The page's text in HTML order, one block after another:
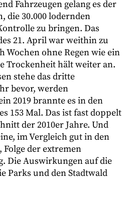
Fahrzeugen gelang es der
die 30.000 lodernden
zu bringen. Das
21. April war weithin zu
Wochen ohne Regen wie ein
Trockenheit hält weiter an.
stehe das dritte
bevor, werden
2019 brannte es in den
153 Mal. Das ist fast doppelt
der 2010er Jahre. Und
im Vergleich gut in den
der extremen
Die Auswirkungen auf die
Parks und den Stadtwald